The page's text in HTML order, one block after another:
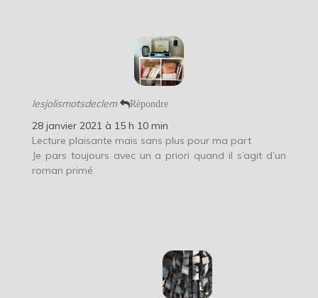
lesjolismotsdeclem Répondre
28 janvier 2021 à 15 h 10 min
Lecture plaisante mais sans plus pour ma part
Je pars toujours avec un a priori quand il s’agit d’un
roman primé